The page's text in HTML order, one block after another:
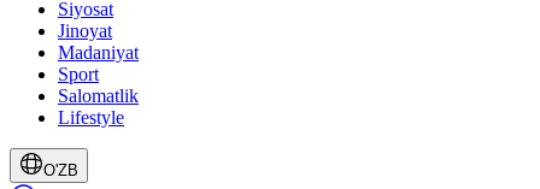
Siyosat
Jinoyat
Madaniyat
Sport
Salomatlik
Lifestyle
O'ZB